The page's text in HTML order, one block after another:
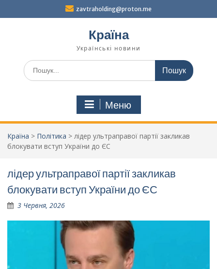
zavtraholding@proton.me
Країна
Українські новини
Шукати:
Меню
Країна > Політика > лідер ультраправої партії закликав
блокувати вступ України до ЄС
лідер ультраправої партії закликав
блокувати вступ України до ЄС
3 Червня, 2026